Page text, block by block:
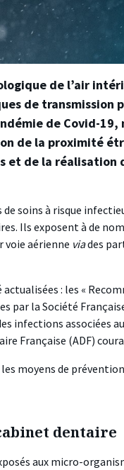
de l’air
de transmission
de Covid-
de la proximité
et de la réalisation
soins à risque
Ils exposent à de
aérienne viades
: les «
par la Société
infections associées
Française (ADF)
moyens de
dentaire
aux micro-